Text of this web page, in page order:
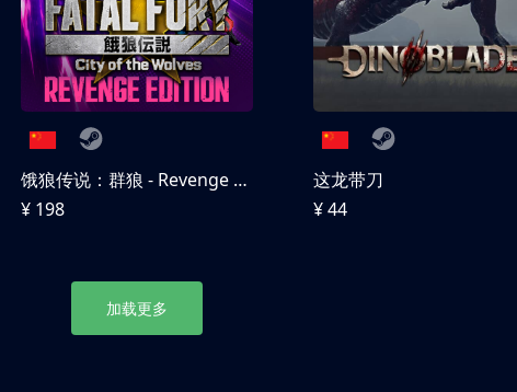
饿狼传说：群狼 - Revenge Edition
¥ 198
这龙带刀
¥ 44
加载更多